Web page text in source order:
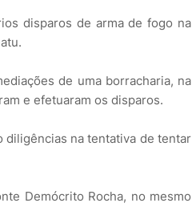
disparos de arma de fogo na
de uma borracharia, na
e efetuaram os disparos.
diligências na tentativa de tentar
Demócrito Rocha, no mesmo